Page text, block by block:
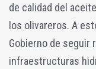
de calidad del
los olivareros. A
Gobierno de seguir
infraestructuras